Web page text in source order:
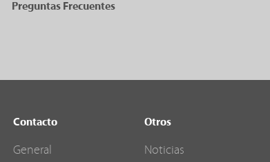
Preguntas Frecuentes
Contacto
General
Otros
Noticias